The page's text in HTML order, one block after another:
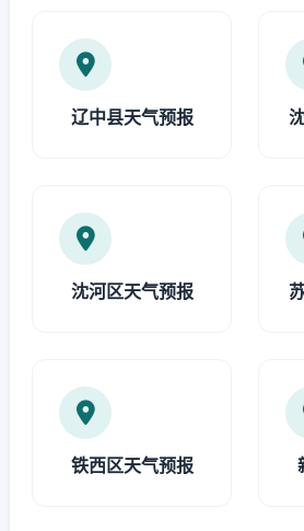
辽中县天气预报
沈河区天气预报
铁西区天气预报